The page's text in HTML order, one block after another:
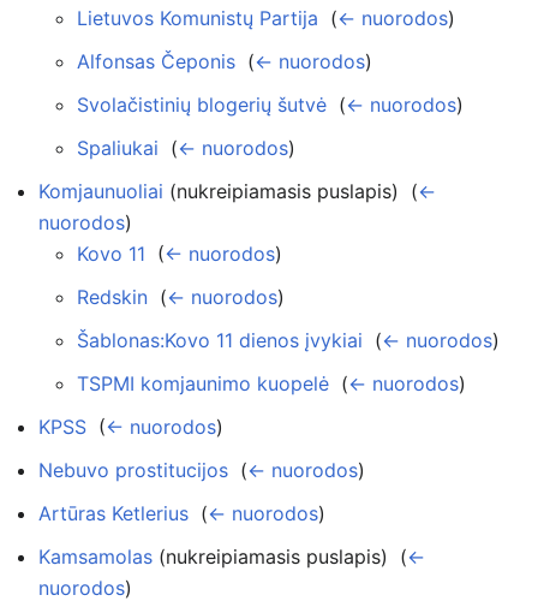
Lietuvos Komunistų Partija (← nuorodos)
Alfonsas Čeponis (← nuorodos)
Svolačistinių blogerių šutvė (← nuorodos)
Spaliukai (← nuorodos)
Komjaunuoliai (nukreipiamasis puslapis) ‎ (←
nuorodos)
Kovo 11 (← nuorodos)
Redskin (← nuorodos)
Šablonas:Kovo 11 dienos įvykiai (← nuorodos)
TSPMI komjaunimo kuopelė (← nuorodos)
KPSS (← nuorodos)
Nebuvo prostitucijos (← nuorodos)
Artūras Ketlerius (← nuorodos)
Kamsamolas (nukreipiamasis puslapis) ‎ (←
nuorodos)